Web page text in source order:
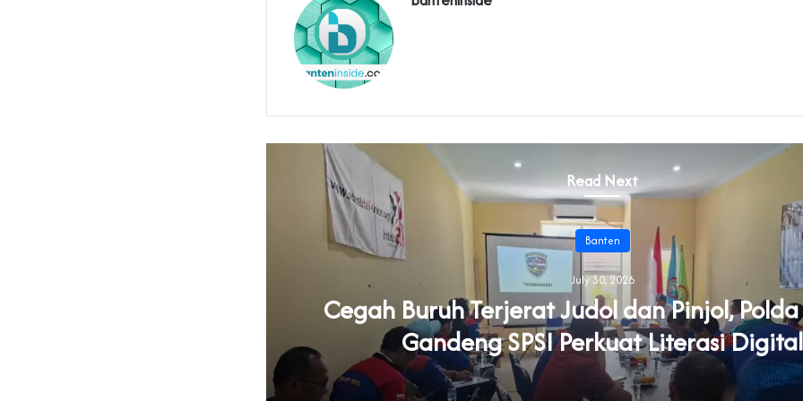
Read Next
Banten
July 30, 2026
Cegah Buruh Terjerat Judol dan Pinjol,
Gandeng SPSI Perkuat Literasi Digital